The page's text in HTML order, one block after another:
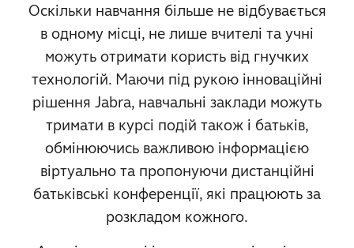
Оскільки навчання більше не відбувається
в одному місці, не лише вчителі та учні
можуть отримати користь від гнучких
технологій. Маючи під рукою інноваційні
рішення Jabra, навчальні заклади можуть
тримати в курсі подій також і батьків,
обмінюючись важливою інформацією
віртуально та пропонуючи дистанційні
батьківські конференції, які працюють за
розкладом кожного.